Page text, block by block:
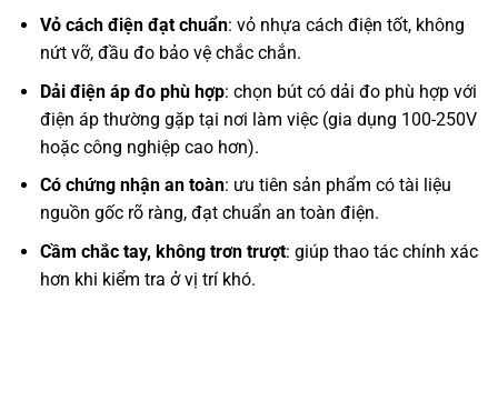
Vỏ cách điện đạt chuẩn: vỏ nhựa cách điện tốt, không
nứt vỡ, đầu đo bảo vệ chắc chắn.
Dải điện áp đo phù hợp: chọn bút có dải đo phù hợp với
điện áp thường gặp tại nơi làm việc (gia dụng 100-250V
hoặc công nghiệp cao hơn).
Có chứng nhận an toàn: ưu tiên sản phẩm có tài liệu
nguồn gốc rõ ràng, đạt chuẩn an toàn điện.
Cầm chắc tay, không trơn trượt: giúp thao tác chính xác
hơn khi kiểm tra ở vị trí khó.